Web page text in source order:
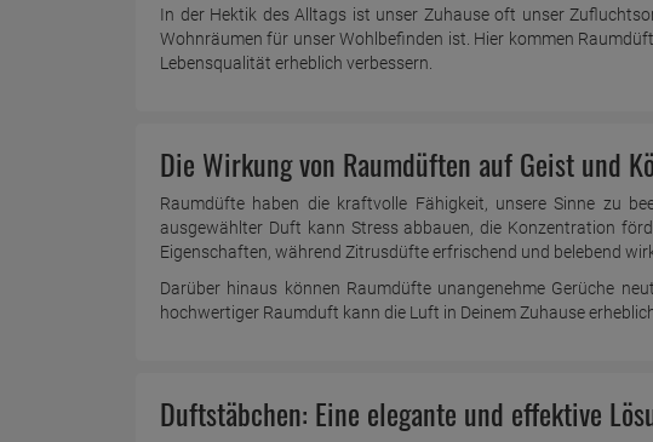
In der Hektik des Alltags ist unser Zuhause oft unser
Wohnräumen für unser Wohlbefinden ist. Hier kommen
Lebensqualität erheblich verbessern.
Die Wirkung von Raumdüften auf Geist und
Raumdüfte haben die kraftvolle Fähigkeit, unsere Sinne zu
ausgewählter Duft kann Stress abbauen, die Konzentration
Eigenschaften, während Zitrusdüfte erfrischend und belebend
Darüber hinaus können Raumdüfte unangenehme Gerüche
hochwertiger Raumduft kann die Luft in Deinem Zuhause
Duftstäbchen: Eine elegante und effektive